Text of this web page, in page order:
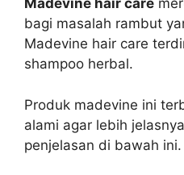
Madevine hair care
bagi masalah rambut
Madevine hair care
shampoo herbal.
Produk madevine ini
alami agar lebih
penjelasan di bawah ini.